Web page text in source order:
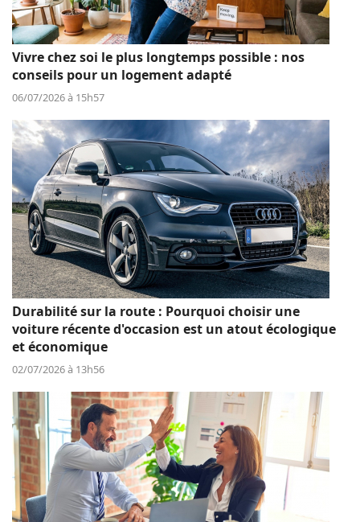
Vivre chez soi le plus longtemps possible : nos
conseils pour un logement adapté
06/07/2026 à 15h57
Durabilité sur la route : Pourquoi choisir une
voiture récente d'occasion est un atout écologique
et économique
02/07/2026 à 13h56